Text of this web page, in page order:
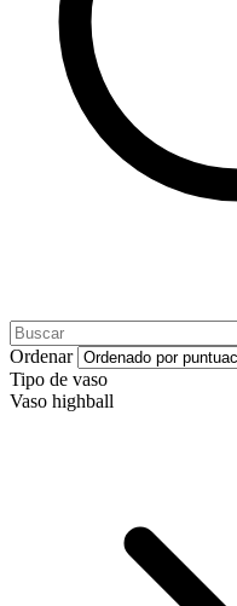
Ordenar
Tipo de vaso
Vaso highball